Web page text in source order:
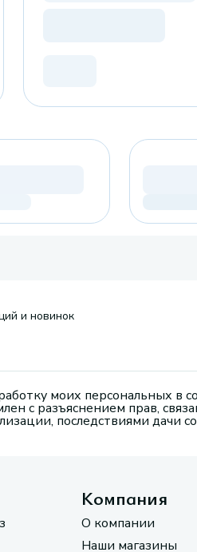
и новинок
моих персональных в
с разъяснением прав,
последствиями дачи
Компания
О компании
Наши магазины